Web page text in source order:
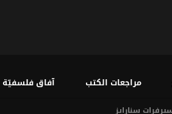
مراجعات الكتب آفاق فلسفيّة‎
سنارايز